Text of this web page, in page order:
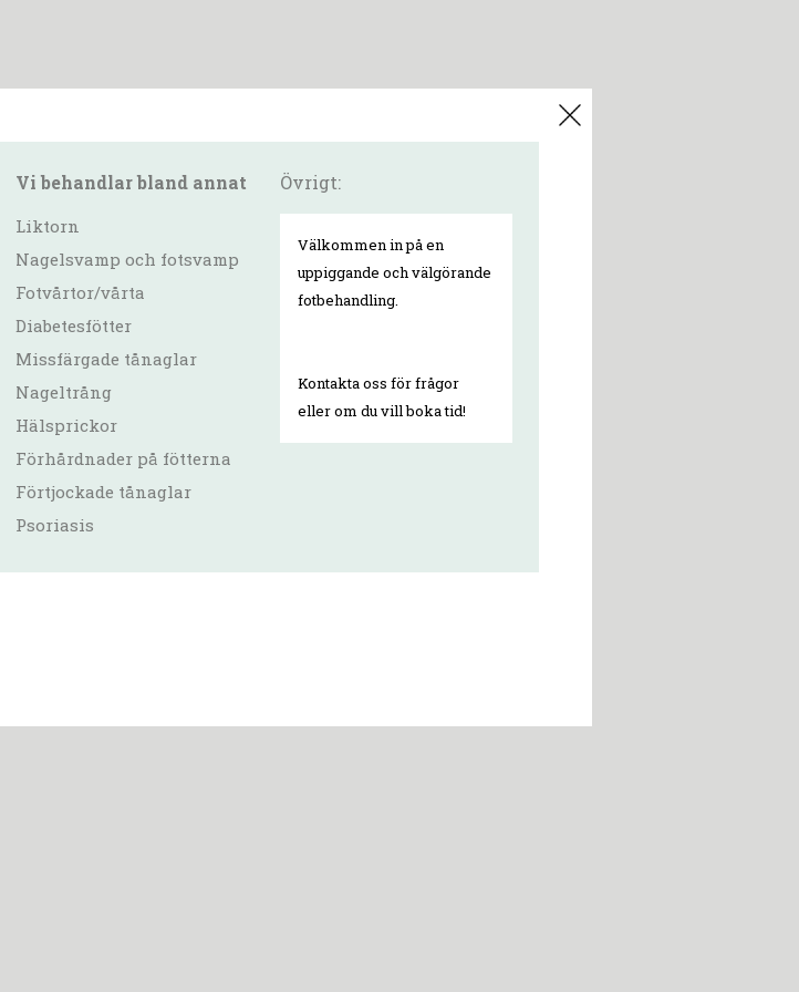
Vi behandlar bland annat
Liktorn
Nagelsvamp och fotsvamp
Fotvårtor/vårta
Diabetesfötter
Missfärgade tånaglar
Nageltrång
Hälsprickor
Förhårdnader på fötterna
Förtjockade tånaglar
Psoriasis
Övrigt:
Välkommen in på en
uppiggande och välgörande
fotbehandling.
Kontakta oss för frågor
eller om du vill boka tid!